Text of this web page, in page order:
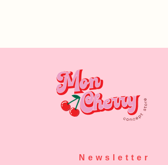
Newsletter